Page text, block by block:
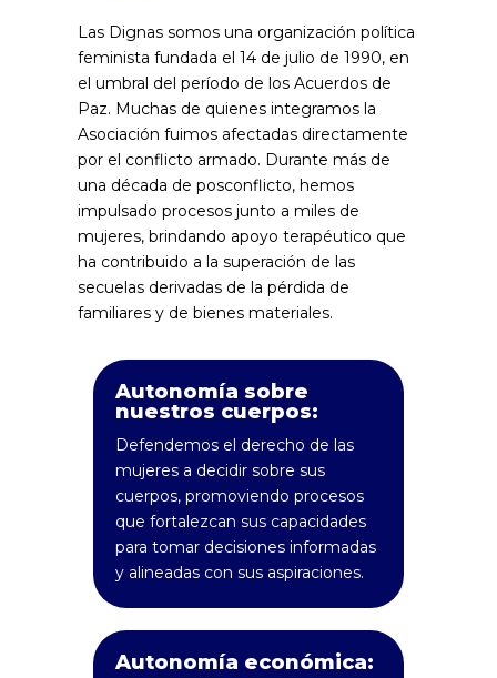
Las Dignas somos una organización política
feminista fundada el 14 de julio de 1990, en
el umbral del período de los Acuerdos de
Paz. Muchas de quienes integramos la
Asociación fuimos afectadas directamente
por el conflicto armado. Durante más de
una década de posconflicto, hemos
impulsado procesos junto a miles de
mujeres, brindando apoyo terapéutico que
ha contribuido a la superación de las
secuelas derivadas de la pérdida de
familiares y de bienes materiales.
Autonomía sobre
nuestros cuerpos:
Defendemos el derecho de las
mujeres a decidir sobre sus
cuerpos, promoviendo procesos
que fortalezcan sus capacidades
para tomar decisiones informadas
y alineadas con sus aspiraciones.
Autonomía económica: